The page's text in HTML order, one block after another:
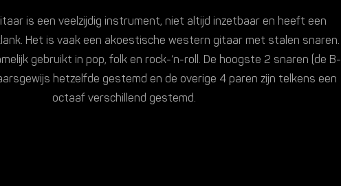
is een veelzijdig instrument, niet altijd inzetbaar en heeft een
Het is vaak een akoestische western gitaar met stalen snaren.
gebruikt in pop, folk en rock-‘n-roll. De hoogste 2 snaren (de B-
hetzelfde gestemd en de overige 4 paren zijn telkens een
octaaf verschillend gestemd.